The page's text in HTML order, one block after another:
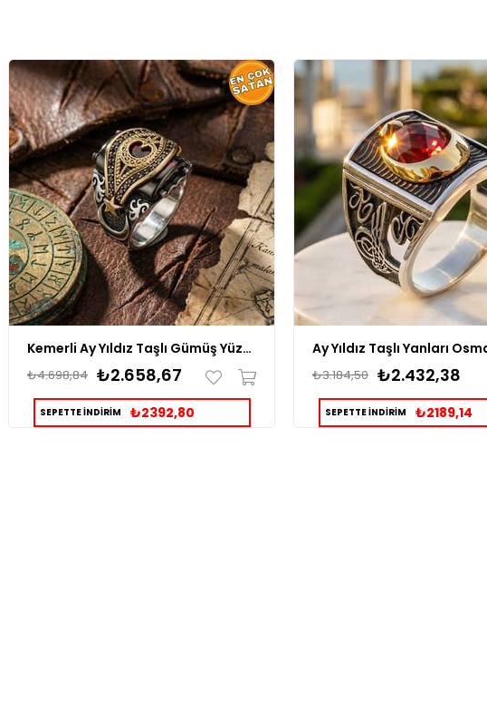
Kemerli Ay Yıldız Taşlı Gümüş Yüzük
₺2.658,67
₺4.698,84
SEPETTE İNDİRİM ₺2392,80
₺2.432,38
₺3.184,50
SEPETTE İNDİRİM ₺2189,14